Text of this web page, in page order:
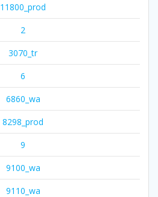
11800_prod
2
3070_tr
6
6860_wa
8298_prod
9
9100_wa
9110_wa